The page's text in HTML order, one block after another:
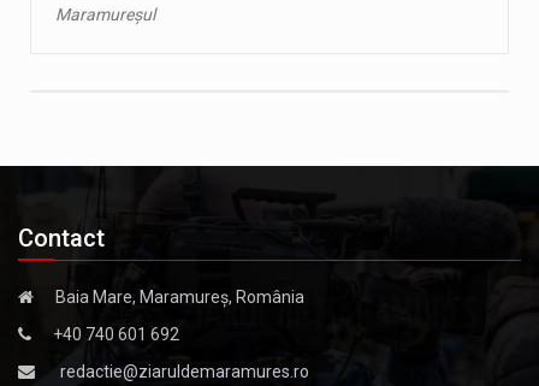
Maramureșul
Contact
Baia Mare, Maramureș, România
+40 740 601 692
redactie@ziaruldemaramures.ro